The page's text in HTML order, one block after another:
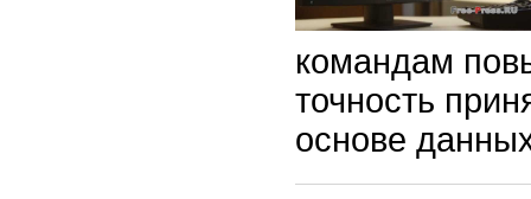
командам
точность
основе